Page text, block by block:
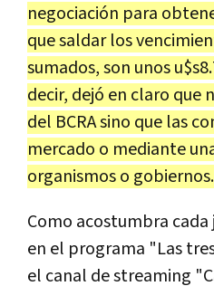
negociación para
que saldar los
sumados, son unos
decir, dejó en claro que
del BCRA sino que las
mercado o mediante
organismos o gobiernos.
Como acostumbra
en el programa "Las
el canal de streaming